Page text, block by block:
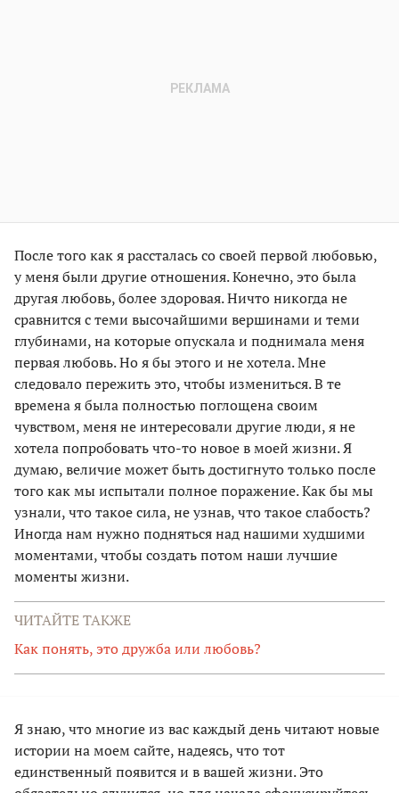
После того как я рассталась со своей первой любовью,
у меня были другие отношения. Конечно, это была
другая любовь, более здоровая. Ничто никогда не
сравнится с теми высочайшими вершинами и теми
глубинами, на которые опускала и поднимала меня
первая любовь. Но я бы этого и не хотела. Мне
следовало пережить это, чтобы измениться. В те
времена я была полностью поглощена своим
чувством, меня не интересовали другие люди, я не
хотела попробовать что-то новое в моей жизни. Я
думаю, величие может быть достигнуто только после
того как мы испытали полное поражение. Как бы мы
узнали, что такое сила, не узнав, что такое слабость?
Иногда нам нужно подняться над нашими худшими
моментами, чтобы создать потом наши лучшие
моменты жизни.
ЧИТАЙТЕ ТАКЖЕ
Как понять, это дружба или любовь?
Я знаю, что многие из вас каждый день читают новые
истории на моем сайте, надеясь, что тот
единственный появится и в вашей жизни. Это